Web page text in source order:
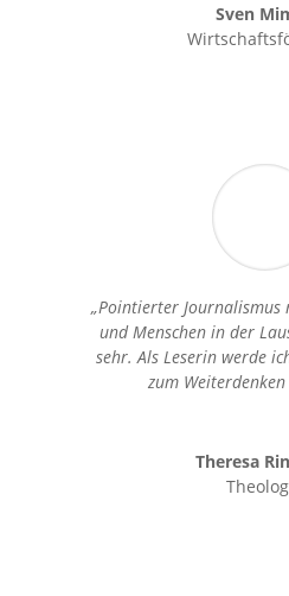
Sven
„Pointierter Journalismus
und Menschen in der
sehr. Als Leserin werde
zum
Theresa